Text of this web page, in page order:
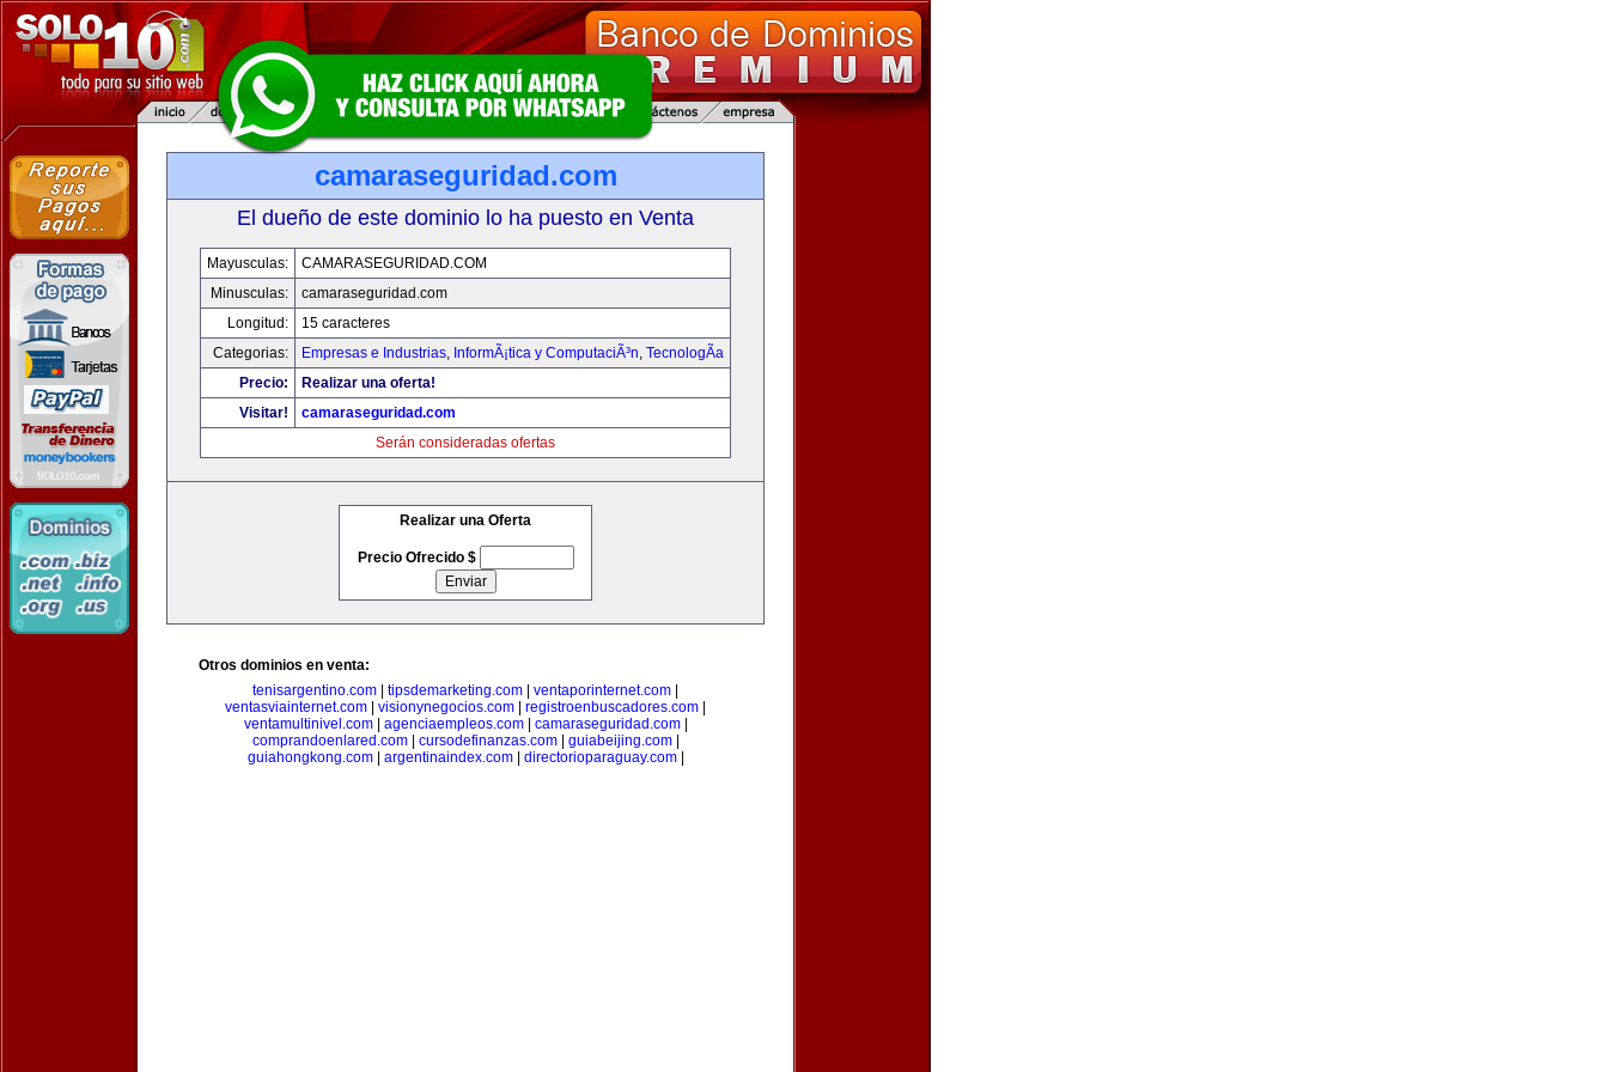
camaraseguridad.com
El dueño de este dominio lo ha puesto en Venta
Mayusculas:
CAMARASEGURIDAD.COM
Minusculas:
camaraseguridad.com
Longitud:
15 caracteres
Categorias:
Empresas e Industrias, InformÃ¡tica y ComputaciÃ³n, TecnologÃ­a
Precio:
Realizar una oferta!
Visitar!
camaraseguridad.com
Serán consideradas ofertas
Realizar una Oferta
Precio Ofrecido $
Otros dominios en venta:
tenisargentino.com
tipsdemarketing.com ventaporinternet.com
ventasviainternet.com
visionynegocios.com registroenbuscadores.com
ventamultinivel.com| agenciaempleos.com| camaraseguridad.com|
comprandoenlared.com| cursodefinanzas.com| guiabeijing.com|
guiahongkong.com| argentinaindex.com| directorioparaguay.com|